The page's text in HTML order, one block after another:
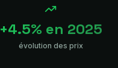
+4.5% en 2025
évolution des prix